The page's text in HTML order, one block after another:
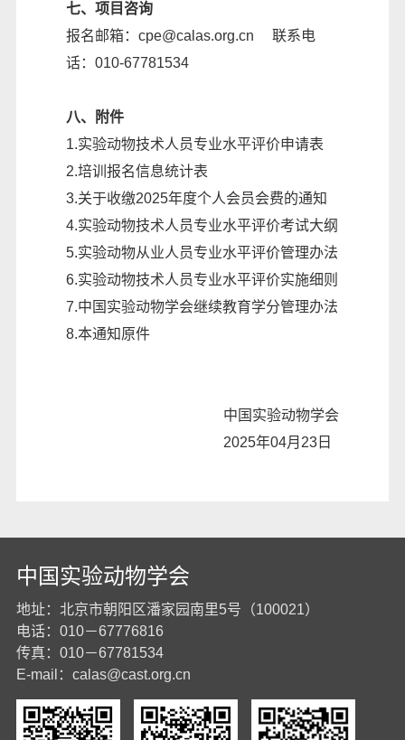
七、项目咨询
报名邮箱：cpe@calas.org.cn 联系电
话：010-67781534
八、附件
1.实验动物技术人员专业水平评价申请表
2.培训报名信息统计表
3.关于收缴2025年度个人会员会费的通知
4.实验动物技术人员专业水平评价考试大纲
5.实验动物从业人员专业水平评价管理办法
6.实验动物技术人员专业水平评价实施细则
7.中国实验动物学会继续教育学分管理办法
8.本通知原件
中国实验动物学会
2025年04月23日
中国实验动物学会
地址：北京市朝阳区潘家园南里5号（100021）
电话：010－67776816
传真：010－67781534
E-mail： calas@cast.org.cn